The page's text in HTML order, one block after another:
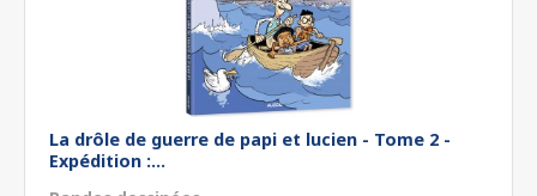
La drôle de guerre de papi et lucien - Tome 2 -
Expédition :...